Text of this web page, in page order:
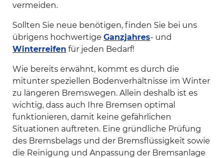
vermeiden.
Sollten Sie neue benötigen, finden Sie bei uns
übrigens hochwertige Ganzjahres- und
Winterreifen für jeden Bedarf!
Wie bereits erwähnt, kommt es durch die
mitunter speziellen Bodenverhältnisse im Winter
zu längeren Bremswegen. Allein deshalb ist es
wichtig, dass auch Ihre Bremsen optimal
funktionieren, damit keine gefährlichen
Situationen auftreten. Eine gründliche Prüfung
des Bremsbelags und der Bremsflüssigkeit sowie
die Reinigung und Anpassung der Bremsanlage